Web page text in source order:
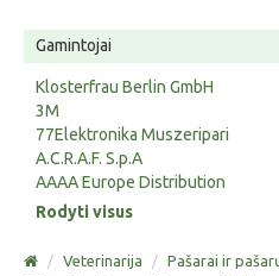
Gamintojai
Klosterfrau Berlin GmbH
3M
77Elektronika Muszeripari
A.C.R.A.F. S.p.A
AAAA Europe Distribution
Rodyti visus
/ Veterinarija / Pašarai ir